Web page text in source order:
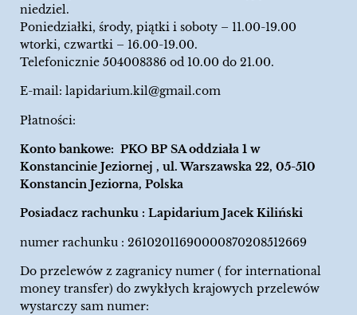
niedziel.
Poniedziałki, środy, piątki i soboty – 11.00-19.00
wtorki, czwartki – 16.00-19.00.
Telefonicznie 504008386 od 10.00 do 21.00.
E-mail: lapidarium.kil@gmail.com
Płatności:
Konto bankowe: PKO BP SA oddziała 1 w
Konstancinie Jeziornej , ul. Warszawska 22, 05-510
Konstancin Jeziorna, Polska
Posiadacz rachunku : Lapidarium Jacek Kiliński
numer rachunku : 26102011690000870208512669
Do przelewów z zagranicy numer ( for international
money transfer) do zwykłych krajowych przelewów
wystarczy sam numer: